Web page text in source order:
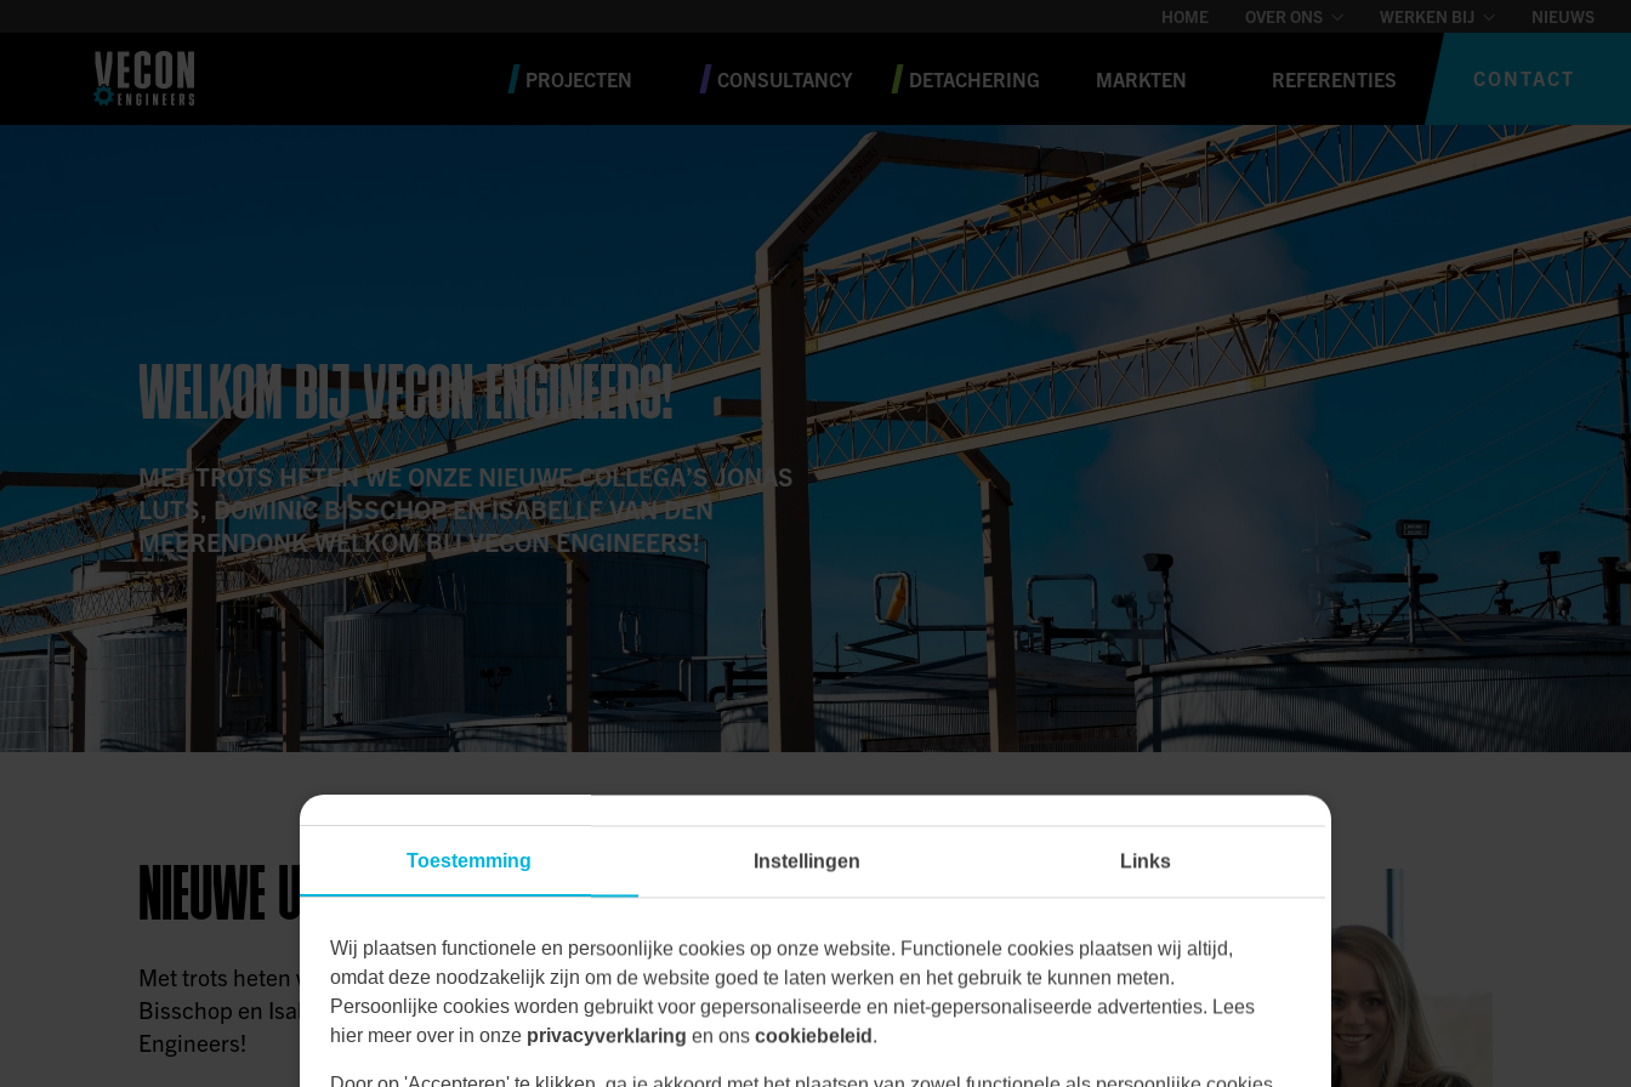
HOME OVER ONS WERKEN BIJ NIEUWS
PROJECTEN CONSULTANCY DETACHERING MARKTEN REFERENTIES CONTACT
WELKOM BIJ VECON ENGINEERS!
MET TROTS HETEN WE ONZE NIEUWE COLLEGA’S JONAS
LUTS, DOMINIC BISSCHOP EN ISABELLE VAN DEN
MEERENDONK WELKOM BIJ VECON ENGINEERS!
NIEUWE UITDAGING
Met trots heten we onze nieuwe collega’s Jonas Luts, Dominic
Bisschop en Isabelle van den Meerendonk welkom bij Vecon
Engineers!
Toestemming Instellingen Links
Wij plaatsen functionele en persoonlijke cookies op onze website. Functionele cookies plaatsen wij altijd,
omdat deze noodzakelijk zijn om de website goed te laten werken en het gebruik te kunnen meten.
Persoonlijke cookies worden gebruikt voor gepersonaliseerde en niet-gepersonaliseerde advertenties. Lees
hier meer over in onze privacyverklaring en ons cookiebeleid.